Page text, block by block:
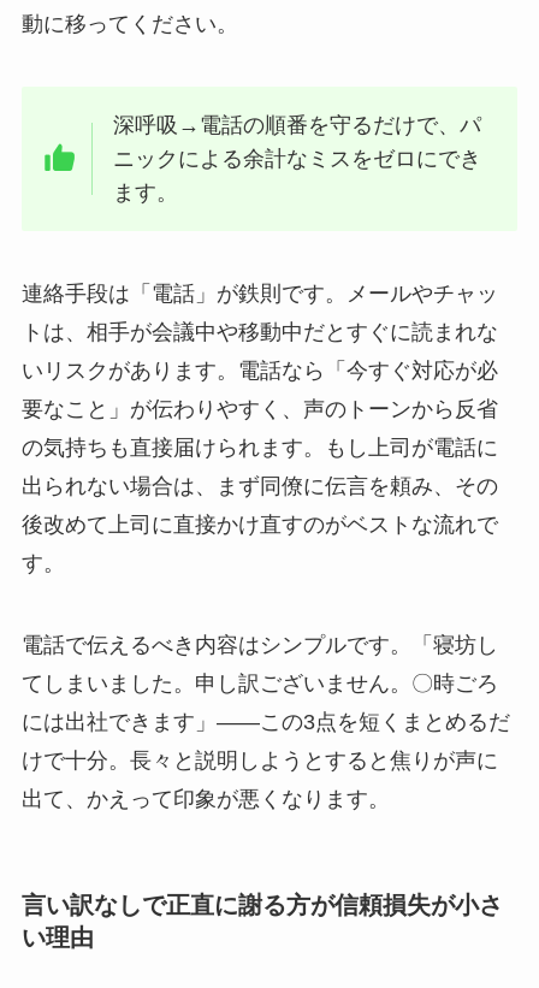
動に移ってください。
深呼吸→電話の順番を守るだけで、パ
ニックによる余計なミスをゼロにでき
ます。
連絡手段は「電話」が鉄則です。メールやチャッ
トは、相手が会議中や移動中だとすぐに読まれな
いリスクがあります。電話なら「今すぐ対応が必
要なこと」が伝わりやすく、声のトーンから反省
の気持ちも直接届けられます。もし上司が電話に
出られない場合は、まず同僚に伝言を頼み、その
後改めて上司に直接かけ直すのがベストな流れで
す。
電話で伝えるべき内容はシンプルです。「寝坊し
てしまいました。申し訳ございません。〇時ごろ
には出社できます」——この3点を短くまとめるだ
けで十分。長々と説明しようとすると焦りが声に
出て、かえって印象が悪くなります。
言い訳なしで正直に謝る方が信頼損失が小さ
い理由